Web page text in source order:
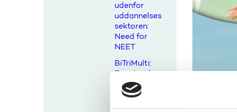
udenfor
uddannelses
sektoren:
Need for
NEET
BiTriMulti:
Træningskur
sus for nye
ansøgere til